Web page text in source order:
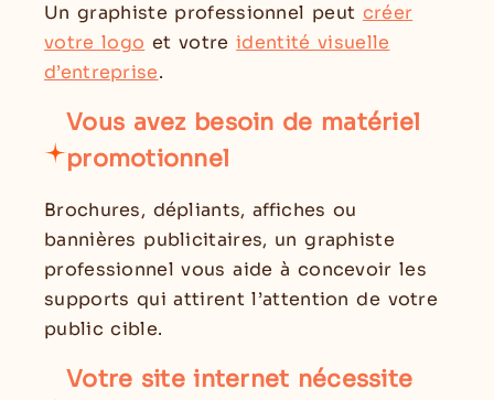
Un graphiste professionnel peut créer
votre logo et votreidentité visuelle
d’entreprise.
Vous avez besoin de matériel
promotionnel
Brochures, dépliants, affiches ou
bannières publicitaires, un graphiste
professionnel vous aide à concevoir les
supports qui attirent l’attention de votre
public cible.
Votre site internet nécessite